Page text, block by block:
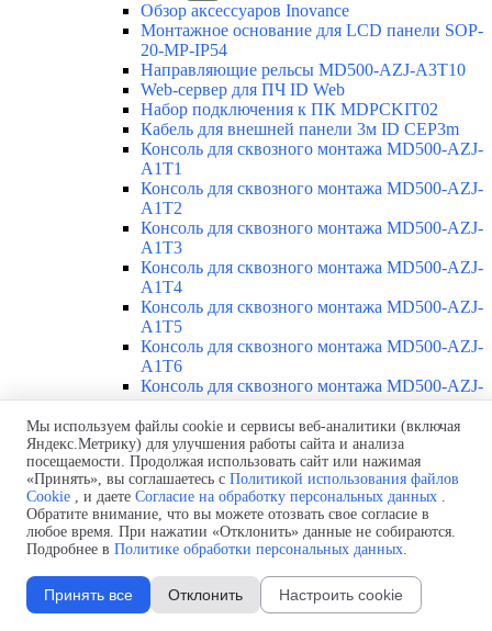
Обзор аксессуаров Inovance
Монтажное основание для LCD панели SOP-
20-MP-IP54
Направляющие рельсы MD500-AZJ-A3T10
Web-сервер для ПЧ ID Web
Набор подключения к ПК MDPCKIT02
Кабель для внешней панели 3м ID CEP3m
Консоль для сквозного монтажа MD500-AZJ-
A1T1
Консоль для сквозного монтажа MD500-AZJ-
A1T2
Консоль для сквозного монтажа MD500-AZJ-
A1T3
Консоль для сквозного монтажа MD500-AZJ-
A1T4
Консоль для сквозного монтажа MD500-AZJ-
A1T5
Консоль для сквозного монтажа MD500-AZJ-
A1T6
Консоль для сквозного монтажа MD500-AZJ-
A1T7
Консоль для сквозного монтажа MD500-AZJ-
A1T8
Консоль для сквозного монтажа MD500-AZJ-
A1T9
Каталоги
Доставка
Стоимость
Inovance MD500T200G
Мы используем файлы cookie и сервисы веб-аналитики (включая
Яндекс.Метрику) для улучшения работы сайта и анализа
посещаемости. Продолжая использовать сайт или нажимая
«Принять», вы соглашаетесь с Политикой использования файлов
Cookie , и даете Согласие на обработку персональных данных .
Обратите внимание, что вы можете отозвать свое согласие в
любое время. При нажатии «Отклонить» данные не собираются.
Подробнее в Политике обработки персональных данных.
Принять все Отклонить Настроить cookie